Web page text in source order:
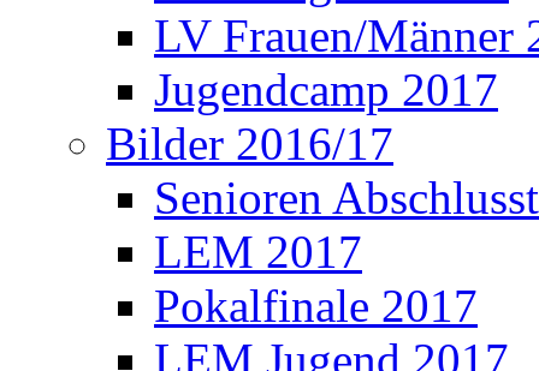
LV Frauen/Männer
Jugendcamp 2017
Bilder 2016/17
Senioren
LEM 2017
Pokalfinale 2017
LEM Jugend 2017